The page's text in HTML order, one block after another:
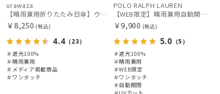
urawaza
【晴雨兼用折りたたみ日傘】ウラワザ（urawaza）無地 55㎝ 晴雨兼用 遮光100% UV100% 自動開閉 ワンタッチ
￥8,250 (税込)
4.4 （23）
＃遮光100%
＃晴雨兼用
＃メディア掲載商品
＃ワンタッチ
POLO RALPH LAUREN
【WEB限定】晴雨兼用自動開閉日傘 ポロ ラルフ ローレン（POLO RALPH LAUREN）ベア 遮光100 UV100 ワンタッチ開閉
￥9,900 (税込)
5.0 （5）
＃遮光100%
＃晴雨兼用
＃WEB限定
＃ワンタッチ
＃自動開閉